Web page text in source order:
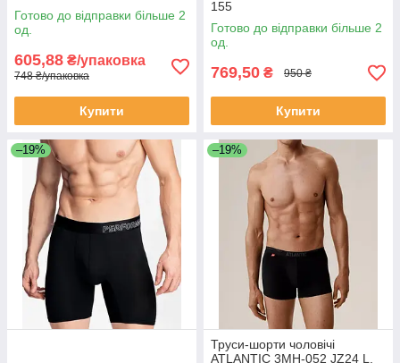
Готово до відправки більше 2
од.
605,88 ₴/упаковка
748 ₴/упаковка
Купити
155
Готово до відправки більше 2
од.
769,50 ₴ 950 ₴
Купити
–19% –19%
Труси-шорти чоловічі
ATLANTIC 3MH-052 JZ24 L,